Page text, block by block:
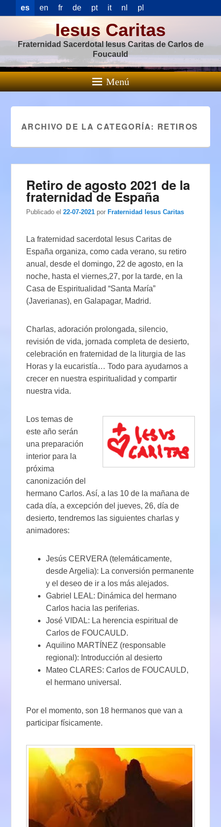
es en fr de pt it nl pl
Iesus Caritas
Fraternidad Sacerdotal Iesus Caritas de Carlos de
Foucauld
Menú
ARCHIVO DE LA CATEGORÍA: RETIROS
Retiro de agosto 2021 de la
fraternidad de España
Publicado el 22-07-2021 por Fraternidad Iesus Caritas
La fraternidad sacerdotal Iesus Caritas de
España organiza, como cada verano, su retiro
anual, desde el domingo, 22 de agosto, en la
noche, hasta el viernes,27, por la tarde, en la
Casa de Espiritualidad “Santa María”
(Javerianas), en Galapagar, Madrid.
Charlas, adoración prolongada, silencio,
revisión de vida, jornada completa de desierto,
celebración en fraternidad de la liturgia de las
Horas y la eucaristía… Todo para ayudarnos a
crecer en nuestra espiritualidad y compartir
nuestra vida.
Los temas de
este año serán
una preparación
interior para la
próxima
canonización del
hermano Carlos. Así, a las 10 de la mañana de
cada día, a excepción del jueves, 26, día de
desierto, tendremos las siguientes charlas y
animadores:
Jesús CERVERA (telemáticamente,
desde Argelia): La conversión permanente
y el deseo de ir a los más alejados.
Gabriel LEAL: Dinámica del hermano
Carlos hacia las periferias.
José VIDAL: La herencia espiritual de
Carlos de FOUCAULD.
Aquilino MARTÍNEZ (responsable
regional): Introducción al desierto
Mateo CLARES: Carlos de FOUCAULD,
el hermano universal.
Por el momento, son 18 hermanos que van a
participar físicamente.